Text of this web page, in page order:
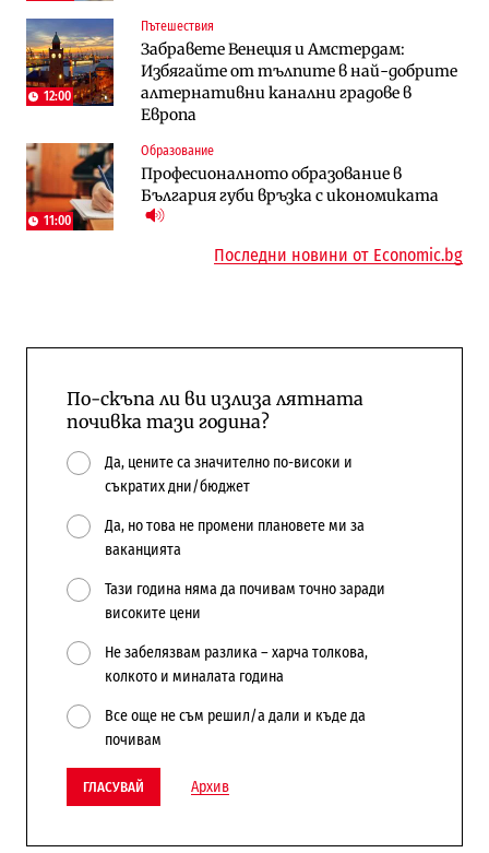
12:00
Пътешествия
Забравете Венеция и Амстердам:
Избягайте от тълпите в най-добрите
алтернативни канални градове в
Европа
11:00
Образование
Професионалното образование в
България губи връзка с икономиката
Енергетика
Държавният ТЕЦ „Марица изток 2“
работи с 5 блока
АЕЦ „Козлодуй“ ще работи само още
няколко седмици, ако сушата продължи
Компании
„Ендуросат“ ще строи огромен
космически и отбранителен център в
Доброславци
Лекарствата за редки болести
попадат в капан на обществените
поръчки?
Последни новини от Economic.bg
По-скъпа ли ви излиза лятната
почивка тази година?
Да, цените са значително по-високи и
съкратих дни/бюджет
Да, но това не промени плановете ми за
ваканцията
Тази година няма да почивам точно заради
високите цени
Не забелязвам разлика – харча толкова,
колкото и миналата година
Все още не съм решил/а дали и къде да
почивам
ГЛАСУВАЙ Архив